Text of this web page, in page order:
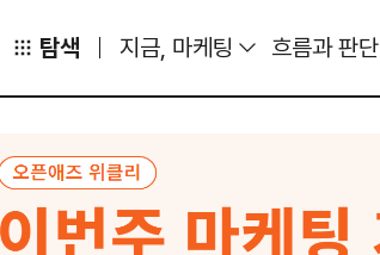
탐색 지금, 마케팅 흐름과 판단